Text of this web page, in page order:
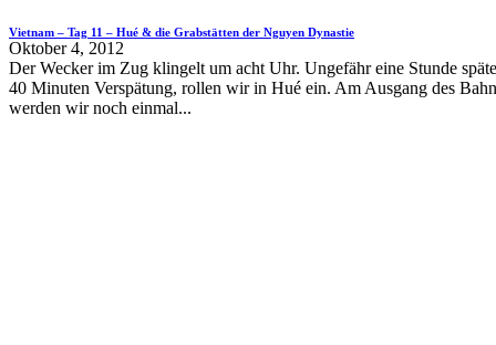
Vietnam – Tag 11 – Hué & die Grabstätten der Nguyen Dynastie
Oktober 4, 2012
Der Wecker im Zug klingelt um acht Uhr. Ungefähr eine Stunde
40 Minuten Verspätung, rollen wir in Hué ein. Am Ausgang des
werden wir noch einmal...